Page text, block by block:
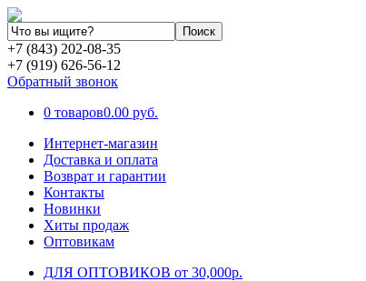
+7 (843) 202-08-35
+7 (919) 626-56-12
Обратный звонок
0 товаров0.00 руб.
Интернет-магазин
Доставка и оплата
Возврат и гарантии
Контакты
Новинки
Хиты продаж
Оптовикам
ДЛЯ ОПТОВИКОВ от 30,000р.